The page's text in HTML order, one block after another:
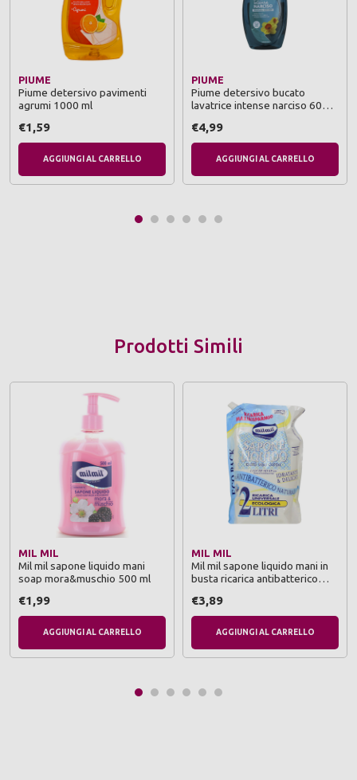
PIUME
Piume detersivo pavimenti
agrumi 1000 ml
€1,59
AGGIUNGI AL CARRELLO
PIUME
Piume detersivo bucato
lavatrice intense narciso 60
€4,99
AGGIUNGI AL CARRELLO
Prodotti Simili
MIL MIL
Mil mil sapone liquido mani
soap mora&muschio 500 ml
€1,99
AGGIUNGI AL CARRELLO
MIL MIL
Mil mil sapone liquido mani in
busta ricarica antibatterico
litri
€3,89
AGGIUNGI AL CARRELLO